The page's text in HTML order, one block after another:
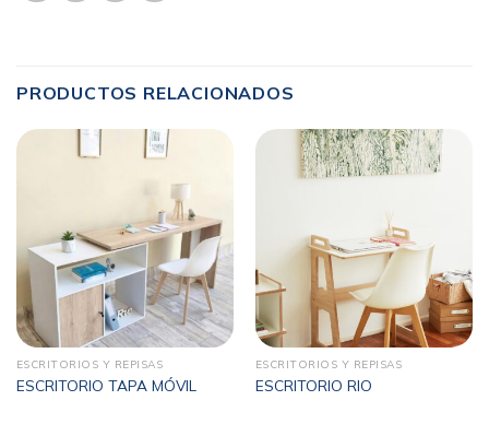
PRODUCTOS RELACIONADOS
ESCRITORIOS Y REPISAS
ESCRITORIO TAPA MÓVIL
ESCRITORIOS Y REPISAS
ESCRITORIO RIO